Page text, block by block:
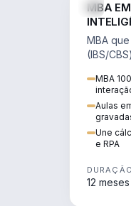
MBA
MBA
(IBS/
RPA e
MBA
Aulas
Une
e RPA
DURAÇÃO
12 meses